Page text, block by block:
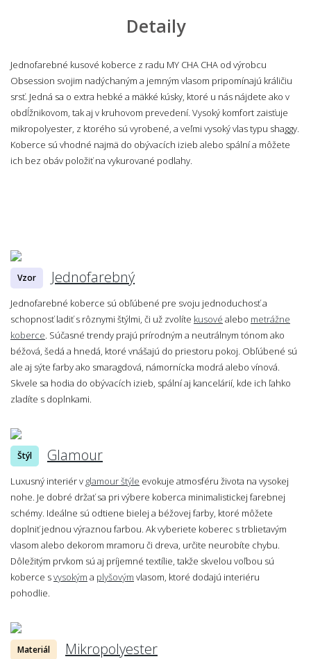
Detaily
Jednofarebné kusové koberce z radu MY CHA CHA od výrobcu
Obsession svojim nadýchaným a jemným vlasom pripomínajú králičiu
srsť. Jedná sa o extra hebké a mäkké kúsky, ktoré u nás nájdete ako v
obdĺžnikovom, tak aj v kruhovom prevedení. Vysoký komfort zaisťuje
mikropolyester, z ktorého sú vyrobené, a veľmi vysoký vlas typu shaggy.
Koberce sú vhodné najmä do obývacích izieb alebo spální a môžete
ich bez obáv položiť na vykurované podlahy.
Vzor Jednofarebný
Jednofarebné koberce sú obľúbené pre svoju jednoduchosť a
schopnosť ladiť s rôznymi štýlmi, či už zvolíte kusové alebo metrážne
koberce . Súčasné trendy prajú prírodným a neutrálnym tónom ako
béžová, šedá a hnedá, ktoré vnášajú do priestoru pokoj. Obľúbené sú
ale aj sýte farby ako smaragdová, námornícka modrá alebo vínová.
Skvele sa hodia do obývacích izieb, spální aj kancelárií, kde ich ľahko
zladíte s doplnkami.
Štýl Glamour
Luxusný interiér v glamour štýle evokuje atmosféru života na vysokej
nohe. Je dobré držať sa pri výbere koberca minimalistickej farebnej
schémy. Ideálne sú odtiene bielej a béžovej farby, ktoré môžete
doplniť jednou výraznou farbou. Ak vyberiete koberec s trblietavým
vlasom alebo dekorom mramoru či dreva, určite neurobíte chybu.
Dôležitým prvkom sú aj príjemné textílie, takže skvelou voľbou sú
koberce svysokým a plyšovým vlasom, ktoré dodajú interiéru
pohodlie.
Materiál Mikropolyester